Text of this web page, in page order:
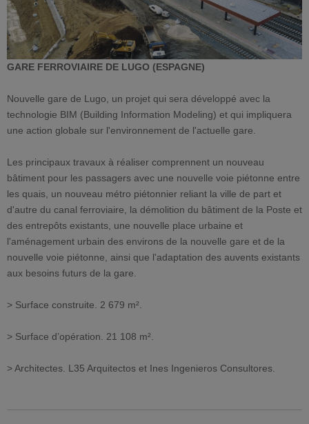
GARE FERROVIAIRE DE LUGO (ESPAGNE)
Nouvelle gare de Lugo, un projet qui sera développé avec la
technologie BIM (Building Information Modeling) et qui impliquera
une action globale sur l'environnement de l'actuelle gare.
Les principaux travaux à réaliser comprennent un nouveau
bâtiment pour les passagers avec une nouvelle voie piétonne entre
les quais, un nouveau métro piétonnier reliant la ville de part et
d'autre du canal ferroviaire, la démolition du bâtiment de la Poste et
des entrepôts existants, une nouvelle place urbaine et
l'aménagement urbain des environs de la nouvelle gare et de la
nouvelle voie piétonne, ainsi que l'adaptation des auvents existants
aux besoins futurs de la gare.
> Surface construite. 2 679 m².
> Surface d’opération. 21 108 m².
> Architectes. L35 Arquitectos et Ines Ingenieros Consultores.